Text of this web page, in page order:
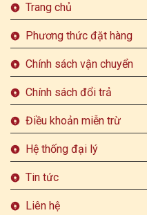
Trang chủ
Phương thức đặt hàng
Chính sách vận chuyển
Chính sách đổi trả
Điều khoản miễn trừ
Hệ thống đại lý
Tin tức
Liên hệ